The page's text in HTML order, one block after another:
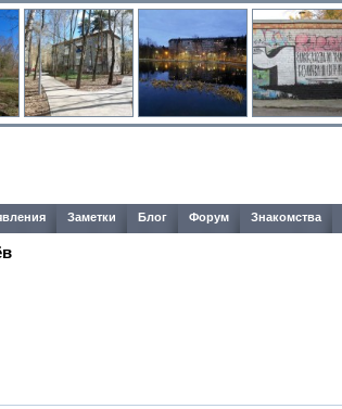
Заметки Блог Форум Знакомства